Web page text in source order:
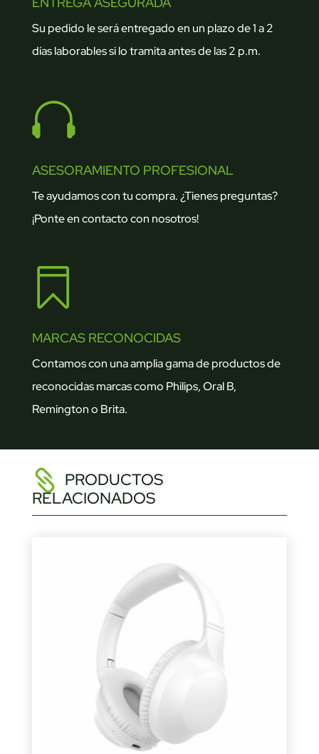
Su pedido le será entregado en un plazo de 1 a 2
días laborables si lo tramita antes de las 2 p.m.

ASESORAMIENTO PROFESIONAL
Te ayudamos con tu compra. ¿Tienes preguntas?
¡Ponte en contacto con nosotros!

MARCAS RECONOCIDAS
Contamos con una amplia gama de productos de
reconocidas marcas como Philips, Oral B,
Remington o Brita.
PRODUCTOS
RELACIONADOS